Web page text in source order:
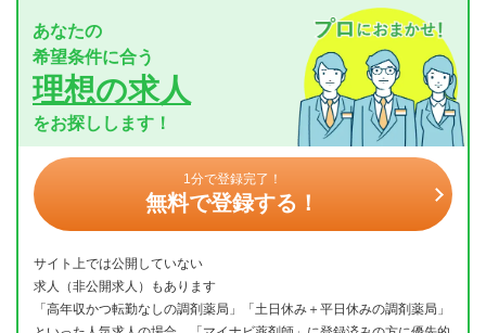
あなたの
希望条件に合う
理想の求人
をお探しします！
1分で登録完了！
無料で登録する！
サイト上では公開していない
求人（非公開求人）もあります
「高年収かつ転勤なしの調剤薬局」「土日休み＋平日休みの調剤薬局」